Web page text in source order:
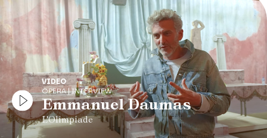
VIDEO
OPERA | INTERVIEW
Emmanuel Daumas
L'Olimpiade